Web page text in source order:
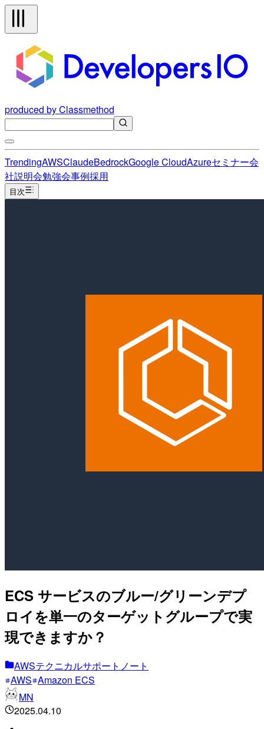
produced by Classmethod
TrendingAWSClaudeBedrockGoogle CloudAzureセミナー会
社説明会勉強会事例採用
目次
ECS サービスのブルー/グリーンデプ
ロイを単一のターゲットグループで実
現できますか？
AWSテクニカルサポートノート
AWS Amazon ECS
MN
2025.04.10